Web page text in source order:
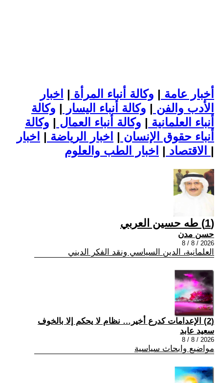
أخبار عامة | وكالة أنباء المرأة | اخبار
الأدب والفن | وكالة أنباء اليسار | وكالة
أنباء العلمانية | وكالة أنباء العمال | وكالة
أنباء حقوق الإنسان | اخبار الرياضة | اخبار
الاقتصاد | |
(1) طه حسين العربي
حسن مدن
2026 / 8 / 8
العلمانية، الدين السياسي ونقد الفكر الديني
(2) الإعدامات كدرع أخير… نظام لا يحكم إلا بالخوف
سعيد عابد
2026 / 8 / 8
مواضيع وابحاث سياسية